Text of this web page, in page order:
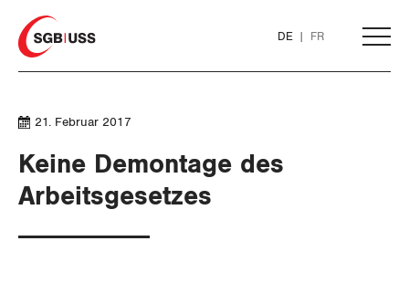
Home
DE FR
THEMEN
21. Februar 2017
Keine Demontage des
Arbeitsgesetzes